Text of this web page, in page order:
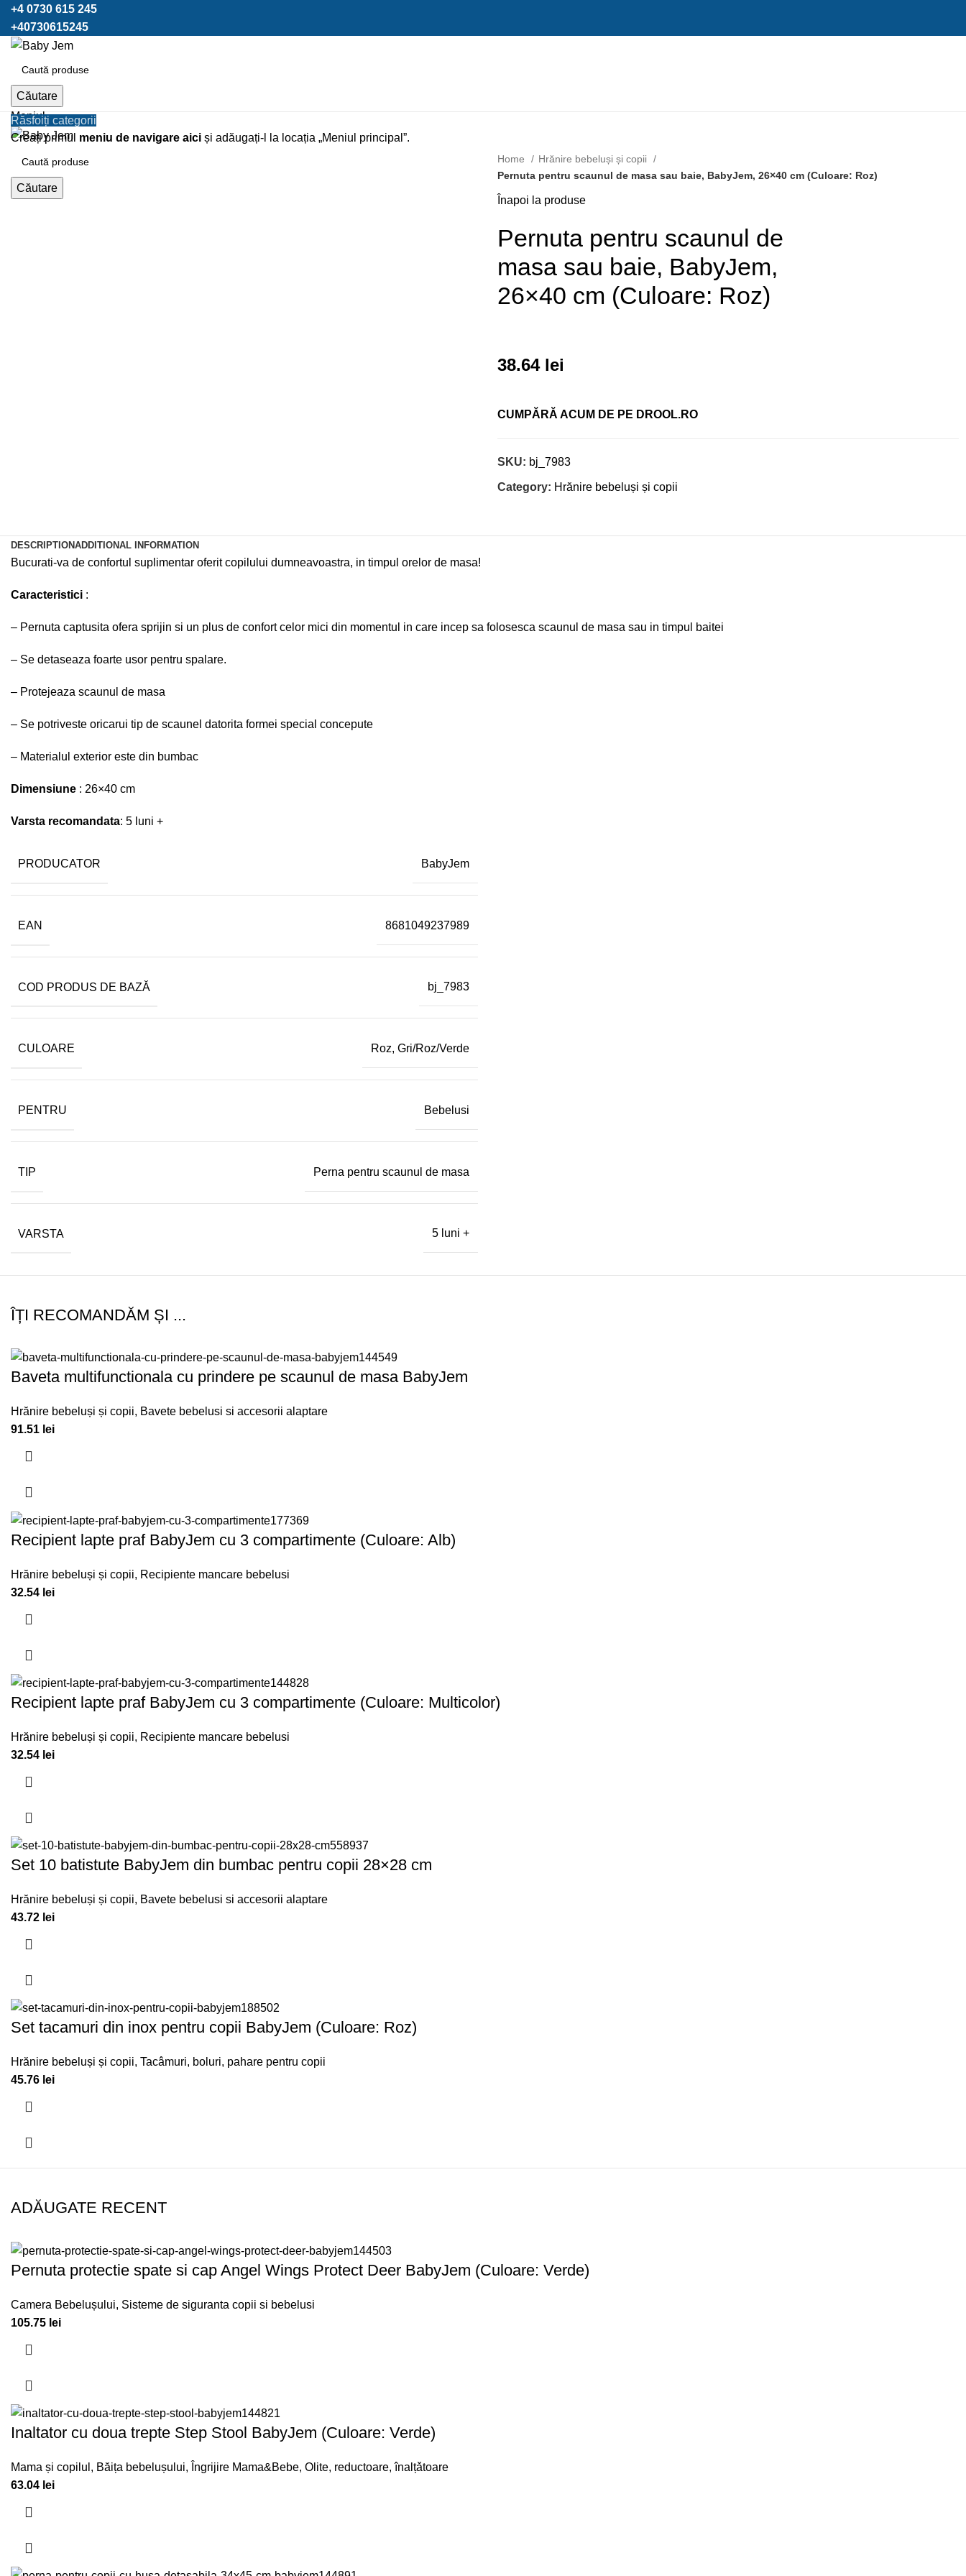
+4 0730 615 245
+40730615245
Căutare
Meniul
Răsfoiți categorii
Creați primul meniu de navigare aici și adăugați-l la locația „Meniul principal”.
Căutare
Home
Hrănire bebeluși și copii
Pernuta pentru scaunul de masa sau baie, BabyJem, 26×40 cm (Culoare: Roz)
Înapoi la produse
Pernuta pentru scaunul de
masa sau baie, BabyJem,
26×40 cm (Culoare: Roz)
38.64 lei
CUMPĂRĂ ACUM DE PE DROOL.RO
SKU: bj_7983
Category: Hrănire bebeluși și copii
DESCRIPTIONADDITIONAL INFORMATION
Bucurati-va de confortul suplimentar oferit copilului dumneavoastra, in timpul orelor de masa!
Caracteristici :
– Pernuta captusita ofera sprijin si un plus de confort celor mici din momentul in care incep sa folosesca scaunul de masa sau in timpul baitei
– Se detaseaza foarte usor pentru spalare.
– Protejeaza scaunul de masa
– Se potriveste oricarui tip de scaunel datorita formei special concepute
– Materialul exterior este din bumbac
Dimensiune : 26×40 cm
Varsta recomandata: 5 luni +
PRODUCATOR BabyJem
EAN 8681049237989
COD PRODUS DE BAZĂ bj_7983
CULOARE Roz, Gri/Roz/Verde
PENTRU Bebelusi
TIP Perna pentru scaunul de masa
VARSTA 5 luni +
ÎȚI RECOMANDĂM ȘI ...
Baveta multifunctionala cu prindere pe scaunul de masa BabyJem
Hrănire bebeluși și copii, Bavete bebelusi si accesorii alaptare
91.51 lei
Recipient lapte praf BabyJem cu 3 compartimente (Culoare: Alb)
Hrănire bebeluși și copii, Recipiente mancare bebelusi
32.54 lei
Recipient lapte praf BabyJem cu 3 compartimente (Culoare: Multicolor)
Hrănire bebeluși și copii, Recipiente mancare bebelusi
32.54 lei
Set 10 batistute BabyJem din bumbac pentru copii 28×28 cm
Hrănire bebeluși și copii, Bavete bebelusi si accesorii alaptare
43.72 lei
Set tacamuri din inox pentru copii BabyJem (Culoare: Roz)
Hrănire bebeluși și copii, Tacâmuri, boluri, pahare pentru copii
45.76 lei
ADĂUGATE RECENT
Pernuta protectie spate si cap Angel Wings Protect Deer BabyJem (Culoare: Verde)
Camera Bebelușului, Sisteme de siguranta copii si bebelusi
105.75 lei
Inaltator cu doua trepte Step Stool BabyJem (Culoare: Verde)
Mama și copilul , Băița bebelușului, Îngrijire Mama&Bebe, Olite, reductoare, înalțǎtoare
63.04 lei